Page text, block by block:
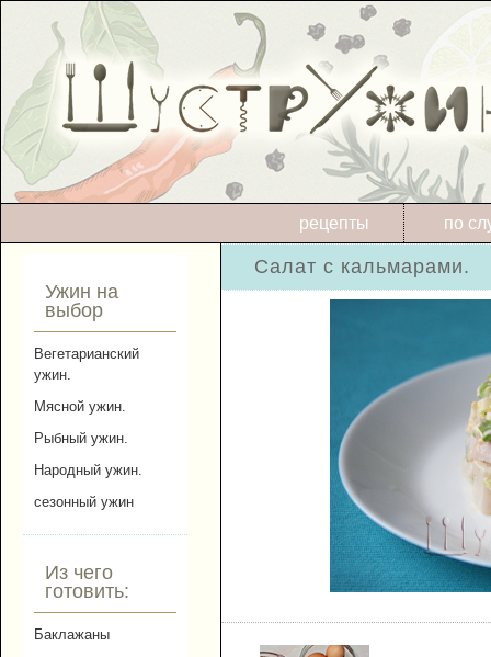
по
рецепты
Ужин на
выбор
Вегетарианский
ужин.
Мясной ужин.
Рыбный ужин.
Народный ужин.
сезонный ужин
Из чего
готовить:
Баклажаны
Салат с кальмарами.